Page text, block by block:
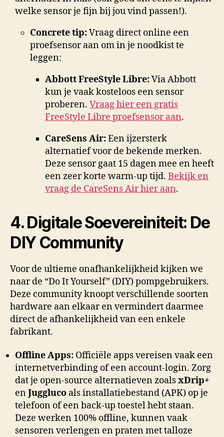
welke sensor je fijn bij jou vind passen!).
Concrete tip:Vraag direct online een
proefsensor aan om in je noodkist te
leggen:
Abbott FreeStyle Libre:Via Abbott
kun je vaak kosteloos een sensor
proberen. Vraag hier een gratis
FreeStyle Libre proefsensor aan.
CareSens Air:Een ijzersterk
alternatief voor de bekende merken.
Deze sensor gaat 15 dagen mee en heeft
een zeer korte warm-up tijd. Bekijk en
vraag de CareSens Air hier aan.
4. Digitale Soevereiniteit: De
DIY Community
Voor de ultieme onafhankelijkheid kijken we
naar de “Do It Yourself” (DIY) pompgebruikers.
Deze community knoopt verschillende soorten
hardware aan elkaar en vermindert daarmee
direct de afhankelijkheid van een enkele
fabrikant.
Offline Apps: Officiële apps vereisen vaak een
internetverbinding of een account-login. Zorg
dat je open-source alternatieven zoalsxDrip+
enJuggluco als installatiebestand (APK) op je
telefoon of een back-up toestel hebt staan.
Deze werken 100% offline, kunnen vaak
sensoren verlengen en praten met talloze